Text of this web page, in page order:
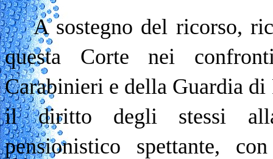
A sostegno del ricorso,
questa Corte nei
Carabinieri e della Guardia
il diritto degli stessi
pensionistico spettante,